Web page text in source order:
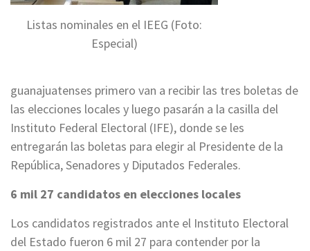
Listas nominales en el IEEG (Foto:
Especial)
guanajuatenses primero van a recibir las tres boletas de
las elecciones locales y luego pasarán a la casilla del
Instituto Federal Electoral (IFE), donde se les
entregarán las boletas para elegir al Presidente de la
República, Senadores y Diputados Federales.
6 mil 27 candidatos en elecciones locales
Los candidatos registrados ante el Instituto Electoral
del Estado fueron 6 mil 27 para contender por la